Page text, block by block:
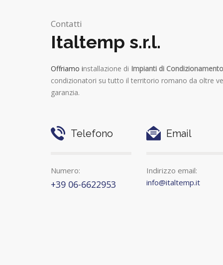
Contatti
Italtemp s.r.l.
Offriamo installazione di Impianti di Condizionamento
condizionatori su tutto il territorio romano da oltre
garanzia.
Telefono
Numero:
+39 06-6622953
Email
Indirizzo email:
info@italtemp.it